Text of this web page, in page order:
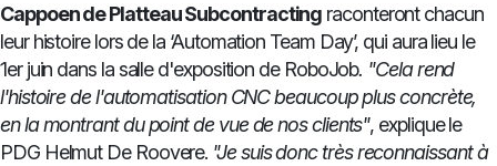
Cappoen de Platteau Subcontracting raconteront chacun
leur histoire lors de la ‘Automation Team Day’, qui aura lieu le
1er juin dans la salle d'exposition de RoboJob. "Cela rend
l'histoire de l'automatisation CNC beaucoup plus concrète,
en la montrant du point de vue de nos clients", explique le
PDG Helmut De Roovere. "Je suis donc très reconnaissant à